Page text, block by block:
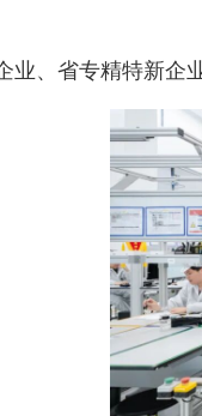
业、省专精特新企